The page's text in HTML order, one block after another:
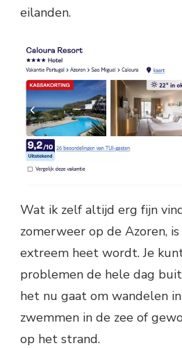
eilanden.
Wat ik zelf altijd erg fijn
zomerweer op de Azoren,
extreem heet wordt. Je
problemen de hele dag
het nu gaat om wandelen
zwemmen in de zee of
op het strand.